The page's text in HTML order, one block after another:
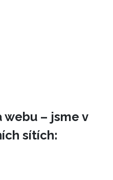
webu – jsme v
sítích: